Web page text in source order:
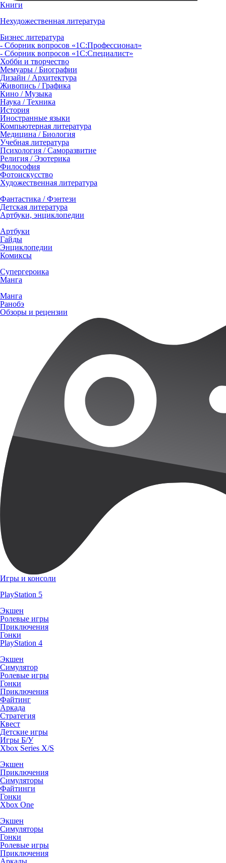
Книги
Нехудожественная литература
Бизнес литература
- Сборник вопросов «1С:Профессионал»
- Сборник вопросов «1С:Специалист»
Хобби и творчество
Мемуары / Биографии
Дизайн / Архитектура
Живопись / Графика
Кино / Музыка
Наука / Техника
История
Иностранные языки
Компьютерная литература
Медицина / Биология
Учебная литература
Психология / Саморазвитие
Религия / Эзотерика
Философия
Фотоискусство
Художественная литература
Фантастика / Фэнтези
Детская литература
Артбуки, энциклопедии
Артбуки
Гайды
Энциклопедии
Комиксы
Супергероика
Манга
Манга
Ранобэ
Обзоры и рецензии
Игры и консоли
PlayStation 5
Экшен
Ролевые игры
Приключения
Гонки
PlayStation 4
Экшен
Симулятор
Ролевые игры
Гонки
Приключения
Файтинг
Аркада
Стратегия
Квест
Детские игры
Игры Б/У
Xbox Series X/S
Экшен
Приключения
Симуляторы
Файтинги
Гонки
Xbox One
Экшен
Симуляторы
Гонки
Ролевые игры
Приключения
Аркады